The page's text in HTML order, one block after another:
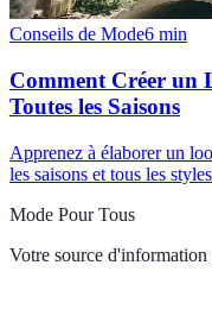
Conseils de Mode6 min
Comment Créer un
Toutes les Saisons
Apprenez à élaborer un
les saisons et tous les
Mode Pour Tous
Votre source